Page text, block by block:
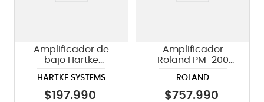
Amplificador de
bajo Hartke
watts
HARTKE SYSTEMS
$197.990
Amplificador
Roland PM-200
Electrónica
ROLAND
$757.990